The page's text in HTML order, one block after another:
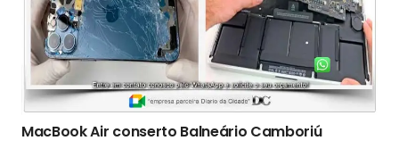
MacBook Air conserto Balneário Camboriú